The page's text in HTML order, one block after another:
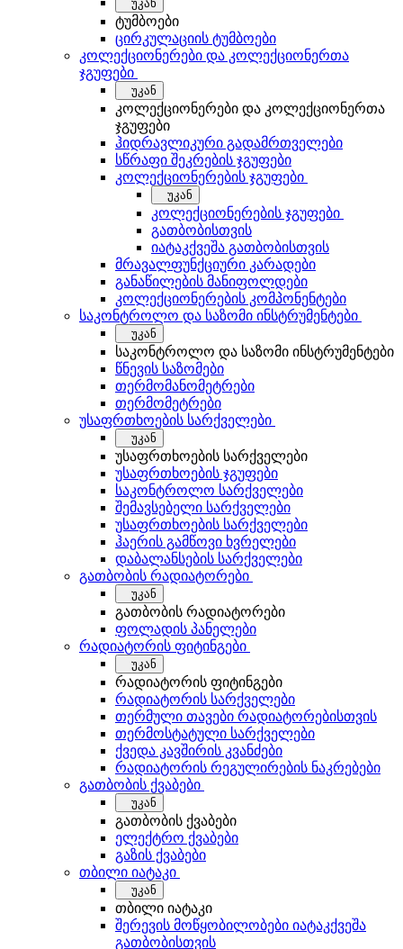
უკან
ტუმბოები
ცირკულაციის ტუმბოები
კოლექციონერები და კოლექციონერთა
ჯგუფები
უკან
კოლექციონერები და კოლექციონერთა
ჯგუფები
ჰიდრავლიკური გადამრთველები
სწრაფი შეკრების ჯგუფები
კოლექციონერების ჯგუფები
უკან
კოლექციონერების ჯგუფები
გათბობისთვის
იატაკქვეშა გათბობისთვის
მრავალფუნქციური კარადები
განაწილების მანიფოლდები
კოლექციონერების კომპონენტები
საკონტროლო და საზომი ინსტრუმენტები
უკან
საკონტროლო და საზომი ინსტრუმენტები
წნევის საზომები
თერმომანომეტრები
თერმომეტრები
უსაფრთხოების სარქველები
უკან
უსაფრთხოების სარქველები
უსაფრთხოების ჯგუფები
საკონტროლო სარქველები
შემავსებელი სარქველები
უსაფრთხოების სარქველები
ჰაერის გამწოვი ხვრელები
დაბალანსების სარქველები
გათბობის რადიატორები
უკან
გათბობის რადიატორები
ფოლადის პანელები
რადიატორის ფიტინგები
უკან
რადიატორის ფიტინგები
რადიატორის სარქველები
თერმული თავები რადიატორებისთვის
თერმოსტატული სარქველები
ქვედა კავშირის კვანძები
რადიატორის რეგულირების ნაკრებები
გათბობის ქვაბები
უკან
გათბობის ქვაბები
ელექტრო ქვაბები
გაზის ქვაბები
თბილი იატაკი
უკან
თბილი იატაკი
შერევის მოწყობილობები იატაკქვეშა
გათბობისთვის